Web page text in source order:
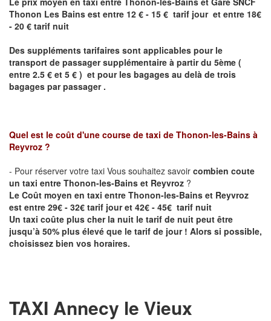
Thonon Les Bains est entre 12 € - 15 € tarif jour et entre 18€
- 20 € tarif nuit
Des suppléments tarifaires sont applicables pour le
transport de passager supplémentaire à partir du 5ème (
entre 2.5 € et 5 € ) et pour les bagages au delà de trois
bagages par passager .
Quel est le coût d'une course de taxi de Thonon-les-Bains à
Reyvroz ?
- Pour réserver votre taxi Vous souhaitez savoir combien coute
un taxi entre Thonon-les-Bains et Reyvroz ?
Le Coût moyen en taxi entre Thonon-les-Bains et Reyvroz
est entre 29€ - 32€ tarif jour et 42€ - 45€ tarif nuit
Un taxi coûte plus cher la nuit le tarif de nuit peut être
jusqu’à 50% plus élevé que le tarif de jour ! Alors si possible,
choisissez bien vos horaires.
TAXI Annecy le Vieux